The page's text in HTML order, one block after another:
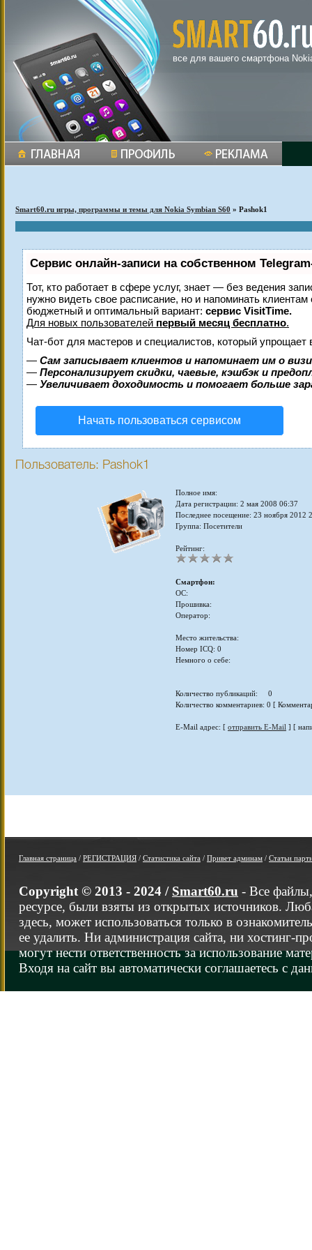
все для вашего смартфона
Smart60.ru игры, программы и темы для Nokia Symbian S60 » Pashok1
Сервис онлайн-записи на собственном
Тот, кто работает в сфере услуг, знает — без ведения
нужно видеть свое расписание, но и напоминать
бюджетный и оптимальный вариант: сервис VisitTime.
Для новых пользователей первый месяц бесплатно.
Чат-бот для мастеров и специалистов, который упрощает
— Сам записывает клиентов и напоминает им о
— Персонализирует скидки, чаевые, кэшбэк и
— Увеличивает доходимость и помогает больше
Начать пользоваться сервисом
Пользователь: Pashok1
Полное имя:
Дата регистрации: 2 мая 2008 06:37
Последнее посещение: 23 ноября 2012
Группа: Посетители
Рейтинг:
Смартфон:
ОС:
Прошивка:
Оператор:
Место жительства:
Номер ICQ: 0
Немного о себе:
Количество публикаций: 0
Количество комментариев: 0 [
E-Mail адрес: [ отправить E-Mail ] [
Главная страница / РЕГИСТРАЦИЯ / Статистика сайта / Привет админам / Статьи
Copyright © 2013 - 2024 / Smart60.ru - Все
ресурсе, были взяты из открытых источников.
здесь, может использоваться только в
ее удалить. Ни администрация сайта, ни хостинг-
могут нести ответственность за использование
Входя на сайт вы автоматически соглашаетесь с